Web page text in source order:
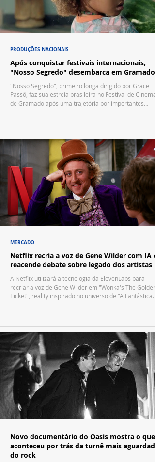
Após conquistar festivais internacionais,
"Nosso Segredo" desembarca em Gramado
"Nosso Segredo", primeiro longa dirigido por Grace
Passô, faz sua estreia brasileira no Festival de Cinema
de Gramado após uma trajetória por importantes
PRODUÇÕES NACIONAIS
Netflix recria a voz de Gene Wilder com IA e
reacende debate sobre legado dos artistas
A Netflix utilizará a tecnologia da ElevenLabs para
recriar a voz de Gene Wilder em "Wonka's The Golden
Ticket", reality inspirado no universo de "A Fantástica
MERCADO
Novo documentário do Oasis mostra o que
aconteceu por trás da turnê mais aguardada
do rock